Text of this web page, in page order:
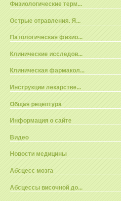
Физиологические терм...
Острые отравления. Я...
Патологическая физио...
Клинические исследов...
Клиническая фармакол...
Инструкции лекарстве...
Общая рецептура
Информация о сайте
Видео
Новости медицины
Абсцесс мозга
Абсцессы височной до...